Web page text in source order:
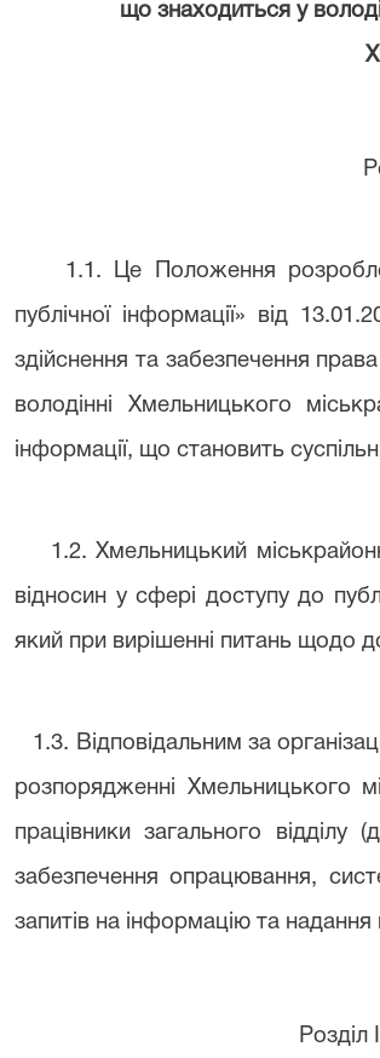
що знаходиться у
1.1. Це Положення
публічної інформації» від
здійснення та забезпечення
володінні Хмельницького
інформації, що становить
1.2. Хмельницький
відносин у сфері доступу до
який при вирішенні питань щодо
1.3. Відповідальним за
розпорядженні Хмельницького
працівники загального відділу
забезпечення опрацювання,
запитів на інформацію та
Розділ